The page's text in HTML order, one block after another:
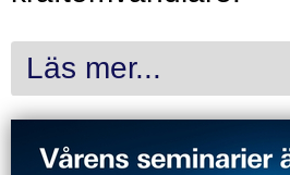
Läs mer...